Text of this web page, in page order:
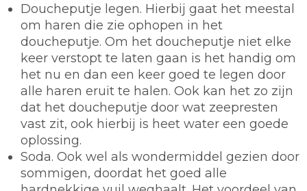
Doucheputje legen. Hierbij gaat het meestal
om haren die zie ophopen in het
doucheputje. Om het doucheputje niet elke
keer verstopt te laten gaan is het handig om
het nu en dan een keer goed te legen door
alle haren eruit te halen. Ook kan het zo zijn
dat het doucheputje door wat zeepresten
vast zit, ook hierbij is heet water een goede
oplossing.
Soda. Ook wel als wondermiddel gezien door
sommigen, doordat het goed alle